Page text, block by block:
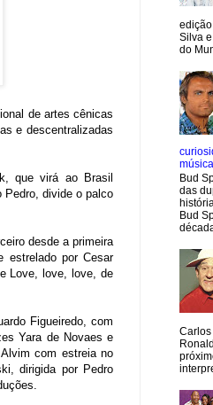
de artes cênicas
e descentralizadas
que virá ao Brasil
Pedro, divide o palco
desde a primeira
estrelado por Cesar
Love, love, love, de
Figueiredo, com
Yara de Novaes e
com estreia no
dirigida por Pedro
Silva
do
Bud
das
Bud
Carlos